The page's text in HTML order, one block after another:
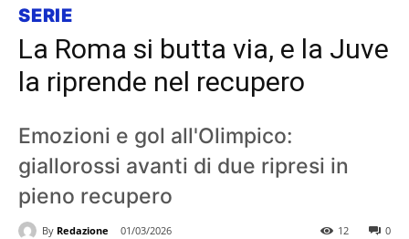
SERIE
La Roma si butta via, e la Juve
la riprende nel recupero
Emozioni e gol all'Olimpico:
giallorossi avanti di due ripresi in
pieno recupero
By Redazione 01/03/2026 0
12